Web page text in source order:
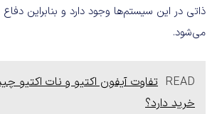
ذاتی در این سیستم‌ها وجود دارد و بنابراین
می‌شود.
READ تفاوت آیفون اکتیو و نات اکتیو
خرید دارد؟